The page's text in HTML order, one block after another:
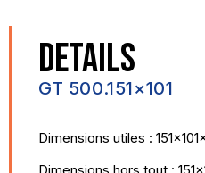
DETAILS
GT 500.151×101
Dimensions utiles :